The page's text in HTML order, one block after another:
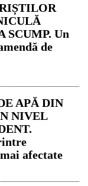
SCUMP. Un
de
APĂ DIN
NIVEL
afectate